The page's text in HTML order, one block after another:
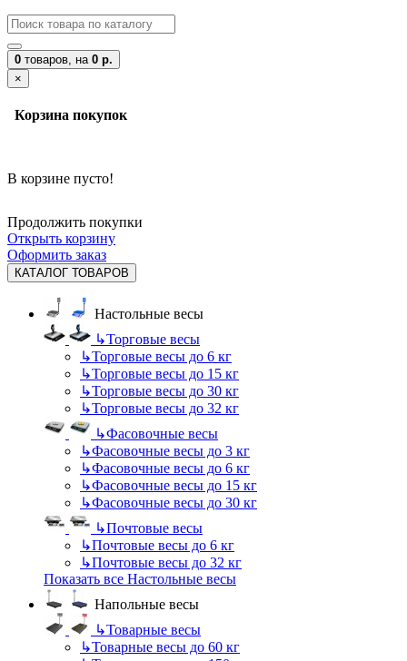
0 товаров, на 0 р.
×
Корзина покупок
В корзине пусто!
Продолжить покупки
Открыть корзину
Оформить заказ
КАТАЛОГ ТОВАРОВ
Настольные весы
↳Торговые весы
↳Торговые весы до 6 кг
↳Торговые весы до 15 кг
↳Торговые весы до 30 кг
↳Торговые весы до 32 кг
↳Фасовочные весы
↳Фасовочные весы до 3 кг
↳Фасовочные весы до 6 кг
↳Фасовочные весы до 15 кг
↳Фасовочные весы до 30 кг
↳Почтовые весы
↳Почтовые весы до 6 кг
↳Почтовые весы до 32 кг
Показать все Настольные весы
Напольные весы
↳Товарные весы
↳Товарные весы до 60 кг